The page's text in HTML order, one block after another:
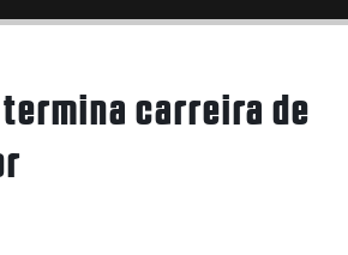
carreira de